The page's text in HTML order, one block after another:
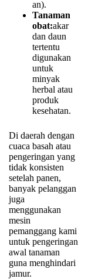
an).
Tanaman
obat:akar
dan daun
tertentu
digunakan
untuk
minyak
herbal atau
produk
kesehatan.
Di daerah dengan
cuaca basah atau
pengeringan yang
tidak konsisten
setelah panen,
banyak pelanggan
juga
menggunakan
mesin
pemanggang kami
untuk pengeringan
awal tanaman
guna menghindari
jamur.